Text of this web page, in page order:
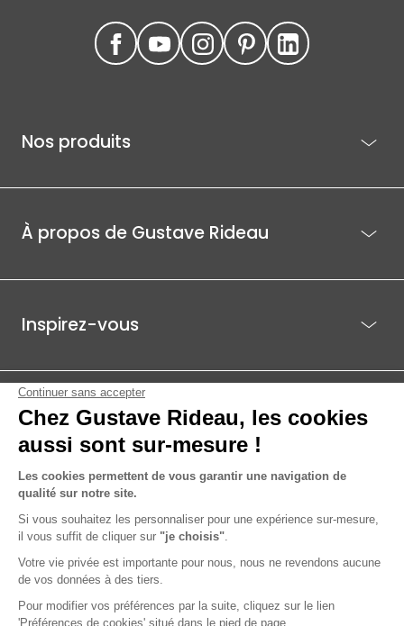
Nos produits
À propos de Gustave Rideau
Inspirez-vous
Je suis déjà client
Gustave Rideau pour les pros
ACTI EST - PARC ÉCO 85.1, ROUTE DE BEAUTOUR - 85036 LA ROCHE-
SUR-YON CEDEX